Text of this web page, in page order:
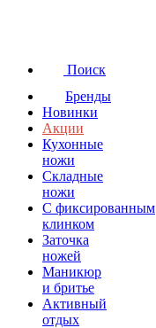
Поиск
Бренды
Новинки
Акции
Кухонные
ножи
Складные
ножи
C фиксированным
клинком
Заточка
ножей
Маникюр
и бритье
Активный
отдых